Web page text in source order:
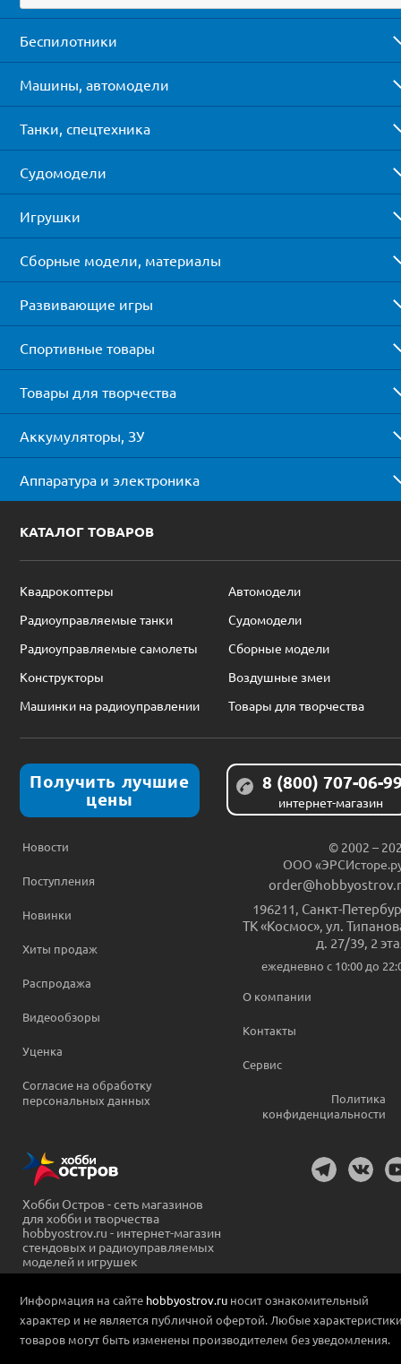
Беспилотники
Машины, автомодели
Танки, спецтехника
Судомодели
Игрушки
Сборные модели, материалы
Развивающие игры
Спортивные товары
Товары для творчества
Аккумуляторы, ЗУ
Аппаратура и электроника
КАТАЛОГ ТОВАРОВ
Квадрокоптеры
Автомодели
Радиоуправляемые танки
Судомодели
Радиоуправляемые самолеты
Сборные модели
Конструкторы
Воздушные змеи
Машинки на радиоуправлении
Товары для творчества
Получить лучшие
цены
8 (800) 707-06-
интернет-магазин
Новости
Поступления
Новинки
Хиты продаж
Распродажа
Видеообзоры
Уценка
Согласие на обработку
персональных данных
© 2002 –
ООО
196211 Санкт-
ТК «Космос», ул.
д. 27/39, 2
ежедневно c 10:00 до
О компании
Контакты
Сервис
Политика
конфиденциальности
Хобби Остров - сеть магазинов
для хобби и творчества
hobbyostrov.ru - интернет-магазин
стендовых и радиоуправляемых
моделей и игрушек
Информация на сайте hobbyostrov.ru носит ознакомительный
характер и не является публичной офертой. Любые
товаров могут быть изменены производителем без уведомления.